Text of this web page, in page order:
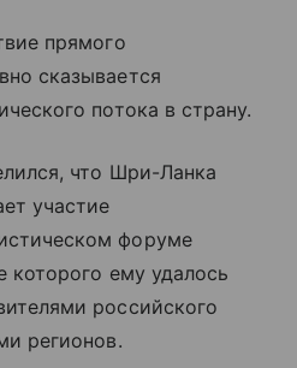
прямого
сказывается
потока в страну.
что Шри-Ланка
участие
форуме
которого ему удалось
российского
регионов.